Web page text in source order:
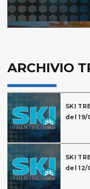
ARCHIVIO
SKI
del 19/
SKI
del 12/